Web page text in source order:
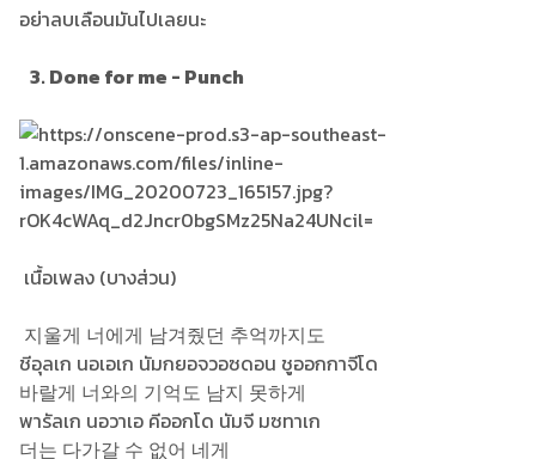
อย่าลบเลือนมันไปเลยนะ
3. Done for me - Punch
เนื้อเพลง (บางส่วน)
지울게 너에게 남겨줬던 추억까지도
ชีอุลเก นอเอเก นัมกยอจวอซดอน ชูออกกาจีโด
바랄게 너와의 기억도 남지 못하게
พารัลเก นอวาเอ คีออกโด นัมจี มซทาเก
더는 다가갈 수 없어 네게